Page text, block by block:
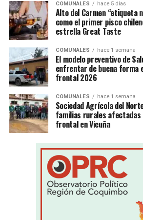
COMUNALES hace 5 días
Alto del Carmen “etiqueta
como el primer pisco
estrella Great Taste
COMUNALES hace 1 semana
El modelo preventivo de
enfrentar de buena forma
frontal 2026
COMUNALES hace 1 semana
Sociedad Agrícola del
familias rurales
frontal en Vicuña